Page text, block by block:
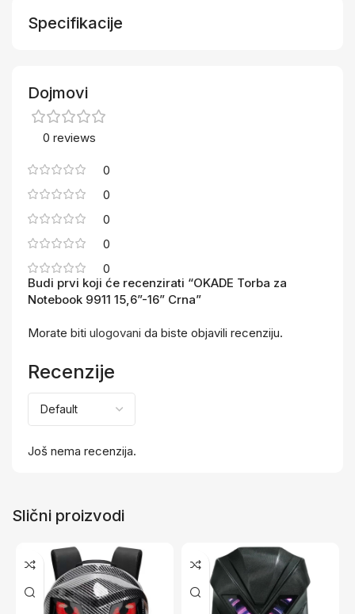
Specifikacije
Dojmovi
0 reviews
0
0
0
0
0
Recenzije
Još nema recenzija.
Budi prvi koji će recenzirati “OKADE Torba za
Notebook 9911 15,6”-16” Crna”
Morate biti ulogovani da biste objavili recenziju.
Slični proizvodi